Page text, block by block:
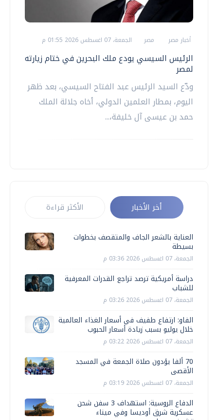
أخبار مصر مصر الجمعة، 07 اغسطس 2026 01:55 م
الرئيس السيسي يودع ملك البحرين في ختام زيارته
لمصر
ودّع السيد الرئيس عبد الفتاح السيسي، بعد ظهر
اليوم، بمطار العلمين الدولي، أخاه جلالة الملك
حمد بن عيسى آل خليفة،...
أخر الأخبار الأكثر قراءة
العناية بالشعر الجاف والمتقصف بخطوات
بسيطة
الجمعة، 07 اغسطس 2026 03:36 م
دراسة أمريكية ترصد تراجع القدرات المعرفية
للشباب
الجمعة، 07 اغسطس 2026 03:26 م
الفاو: ارتفاع طفيف في أسعار الغذاء العالمية
خلال يوليو بسبب زيادة أسعار الحبوب
الجمعة، 07 اغسطس 2026 03:22 م
70 ألفا يؤدون صلاة الجمعة في المسجد
الأقصى
الجمعة، 07 اغسطس 2026 03:19 م
الدفاع الروسية: استهداف 3 سفن شحن
عسكرية شرق أوديسا وفي ميناء